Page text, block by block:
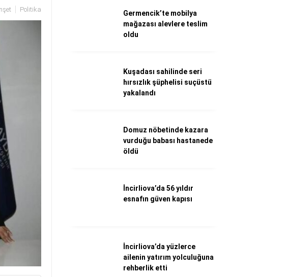
Aydın nöbetçi eczaneler
Aydın Sinema salonları
Künye
Nöbetçi Eczaneler
Süper Lig Puan Durumu
WhatsApp İhbar Hattı
Politika
Germencik’te mobilya
mağazası alevlere teslim
oldu
Kuşadası sahilinde seri
hırsızlık şüphelisi suçüstü
yakalandı
Domuz nöbetinde kazara
vurduğu babası hastanede
öldü
İncirliova’da 56 yıldır
esnafın güven kapısı
İncirliova’da yüzlerce
ailenin yatırım yolculuğuna
rehberlik etti